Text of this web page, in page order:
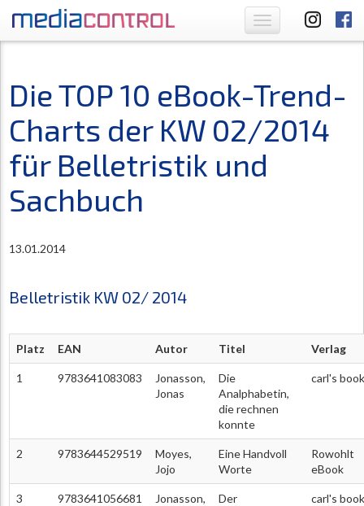
Toggle
navigation
Die TOP 10 eBook-Trend-
Charts der KW 02/2014
für Belletristik und
Sachbuch
13.01.2014
Belletristik KW 02/ 2014
Platz EAN Autor Titel Verlag
1 9783641083083
Jonasson,
Jonas
Die
Analphabetin,
die rechnen
konnte
carl's
2 9783644529519
Moyes,
Jojo
Eine Handvoll
Worte
Rowohlt
eBook
3 9783641056681
Jonasson,
Der
carl's